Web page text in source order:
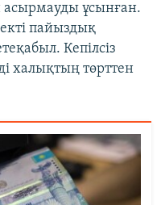
ұсынған.
пайыздық
Кепілсіз
халықтың төрттен